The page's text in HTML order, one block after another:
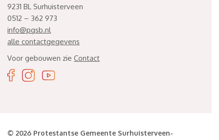
9231 BL Surhuisterveen
0512 – 362 973
info@pgsb.nl
alle contactgegevens
Voor gebouwen zie Contact
© 2026 Protestantse Gemeente Surhuisterveen-